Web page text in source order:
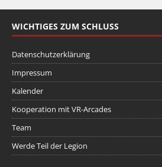
WICHTIGES ZUM SCHLUSS
Datenschutzerklärung
Impressum
Kalender
Kooperation mit VR-Arcades
Team
Werde Teil der Legion